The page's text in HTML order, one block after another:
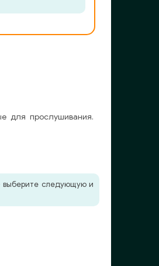
для прослушивания.
выберите следующую и